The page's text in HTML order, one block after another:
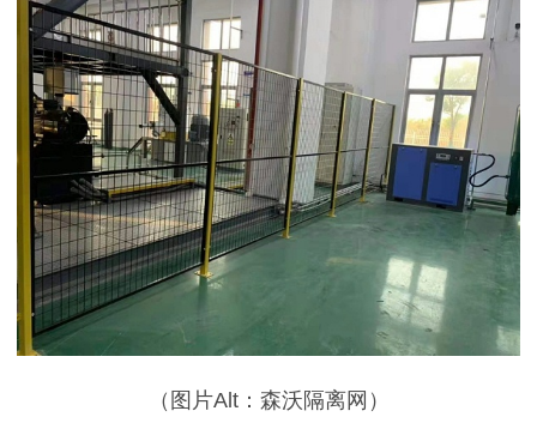
（图片Alt：森沃隔离网）